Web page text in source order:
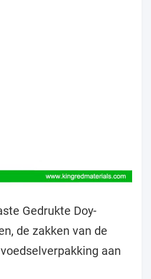
Gedrukte Doy-
de zakken van de
aan